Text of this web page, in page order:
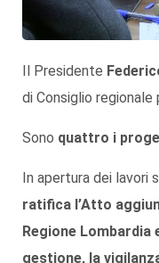
Il Presidente
di Consiglio regionale
Sono quattro i
In apertura dei lavori
ratifica l’Atto
Regione Lombardia
gestione, la